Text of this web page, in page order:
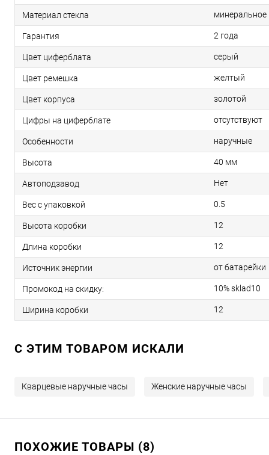
Материал стекла минеральное
Гарантия 2 года
Цвет циферблата серый
Цвет ремешка желтый
Цвет корпуса золотой
Цифры на циферблате отсутствуют
Особенности наручные
Высота 40 мм
Автоподзавод Нет
Вес с упаковкой 0.5
Высота коробки 12
Длина коробки 12
Источник энергии от батарейки
Промокод на скидку: 10% sklad10
Ширина коробки 12
C ЭТИМ ТОВАРОМ ИСКАЛИ
Кварцевые наручные часы Женские наручные часы
ПОХОЖИЕ ТОВАРЫ (8)